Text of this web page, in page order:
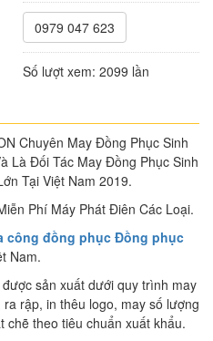
0979 047 623
Số lượt xem: 2099 lần
Chuyên May Đồng Phục Sinh
Là Đối Tác May Đồng Phục Sinh
Tại Việt Nam 2019.
Phí Máy Phát Điên Các Loại.
công đồng phục Đồng phục
Nam.
được sản xuất dưới quy trình may
rập, in thêu logo, may số lượng
chẽ theo tiêu chuẩn xuất khẩu.